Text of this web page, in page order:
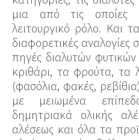
μια από τις οποίες
λειτουργικό ρόλο. Και
διαφορετικές
πηγές διαλυτών
κριθάρι, τα φρούτα, τα
(φασόλια, φακές,
με μειωμένα
δημητριακά ολικής
αλέσεως και όλα τα